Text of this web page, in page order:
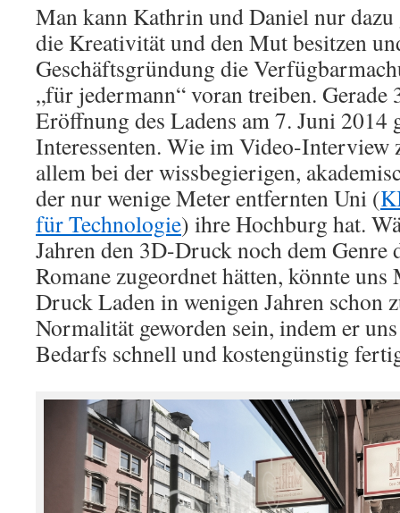
Man kann Kathrin und Daniel nur dazu
die Kreativität und den Mut besitzen
Geschäftsgründung die
„für jedermann“ voran treiben. Gerade
Eröffnung des Ladens am 7. Juni 2014
Interessenten. Wie im Video-Interview
allem bei der wissbegierigen,
der nur wenige Meter entfernten Uni (
für Technologie) ihre Hochburg hat.
Jahren den 3D-Druck noch dem Genre
Romane zugeordnet hätten, könnte
Druck Laden in wenigen Jahren schon
Normalität geworden sein, indem er
Bedarfs schnell und kostengünstig